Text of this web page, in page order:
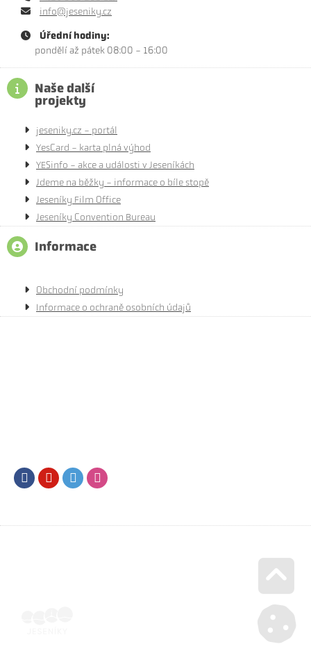
info@jeseniky.cz
Úřední hodiny:
pondělí až pátek 08:00 - 16:00
Naše další
projekty
jeseniky.cz - portál
YesCard - karta plná výhod
YESinfo - akce a události v Jeseníkách
Jdeme na běžky - informace o bíle stopě
Jeseníky Film Office
Jeseníky Convention Bureau
Informace
Obchodní podmínky
Informace o ochraně osobních údajů
FacebookYoutubeTwitter
Go